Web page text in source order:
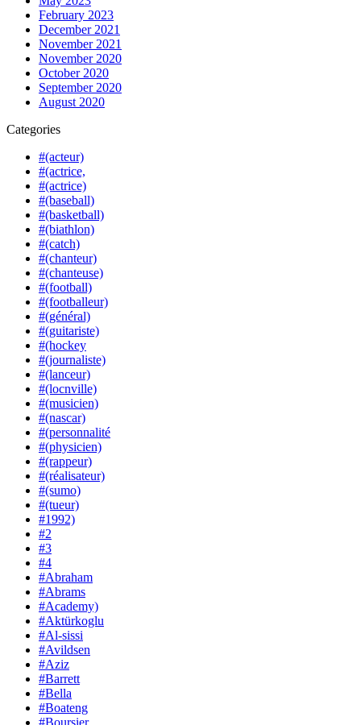
February 2023
December 2021
November 2021
November 2020
October 2020
September 2020
August 2020
Categories
#(acteur)
#(actrice,
#(actrice)
#(baseball)
#(basketball)
#(biathlon)
#(catch)
#(chanteur)
#(chanteuse)
#(football)
#(footballeur)
#(général)
#(guitariste)
#(hockey
#(journaliste)
#(lanceur)
#(locnville)
#(musicien)
#(nascar)
#(personnalité
#(physicien)
#(rappeur)
#(réalisateur)
#(sumo)
#(tueur)
#1992)
#2
#3
#4
#Abraham
#Abrams
#Academy)
#Aktürkoglu
#Al-sissi
#Avildsen
#Aziz
#Barrett
#Bella
#Boateng
#Boursier